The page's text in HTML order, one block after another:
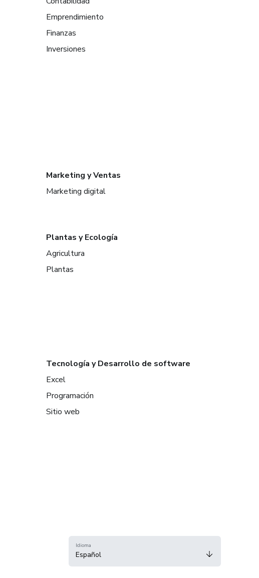
Emprendimiento
Finanzas
Inversiones
Marketing y Ventas
Marketing digital
Plantas y Ecología
Agricultura
Plantas
Tecnología y Desarrollo de software
Excel
Programación
Sitio web
Idioma
Español